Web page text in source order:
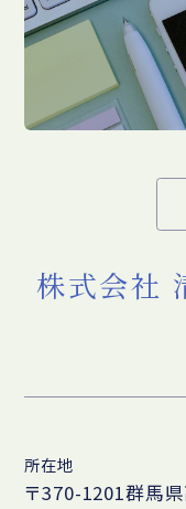
株式会社
所在地
〒370-1201群馬